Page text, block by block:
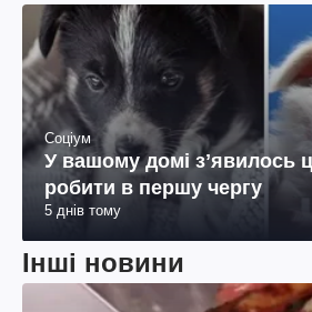
Соціум
У вашому домі зʼявилось
робити в першу чергу
5 днів тому
Інші новини